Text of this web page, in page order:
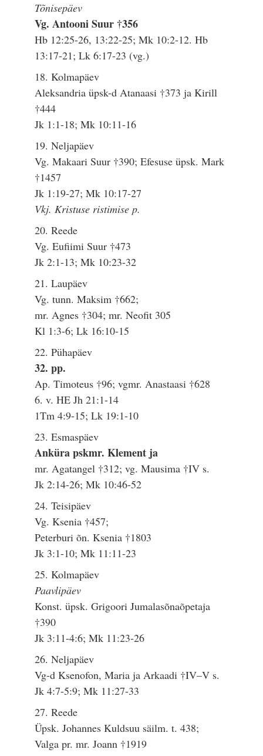
Tõnisepäev
Vg. Antooni Suur †356
Hb 12:25-26, 13:22-25; Mk 10:2-12. Hb
13:17-21; Lk 6:17-23 (vg.)
18. Kolmapäev
Aleksandria üpsk-d Atanaasi †373 ja Kirill
†444
Jk 1:1-18; Mk 10:11-16
19. Neljapäev
Vg. Makaari Suur †390; Efesuse üpsk. Mark
†1457
Jk 1:19-27; Mk 10:17-27
Vkj. Kristuse ristimise p.
20. Reede
Vg. Eufiimi Suur †473
Jk 2:1-13; Mk 10:23-32
21. Laupäev
Vg. tunn. Maksim †662;
mr. Agnes †304; mr. Neofit 305
Kl 1:3-6; Lk 16:10-15
22. Pühapäev
32. pp.
Ap. Timoteus †96; vgmr. Anastaasi †628
6. v. HE Jh 21:1-14
1Tm 4:9-15; Lk 19:1-10
23. Esmaspäev
Anküra pskmr. Klement ja
mr. Agatangel †312; vg. Mausima †IV s.
Jk 2:14-26; Mk 10:46-52
24. Teisipäev
Vg. Ksenia †457;
Peterburi õn. Ksenia †1803
Jk 3:1-10; Mk 11:11-23
25. Kolmapäev
Paavlipäev
Konst. üpsk. Grigoori Jumalasõnaõpetaja
†390
Jk 3:11-4:6; Mk 11:23-26
26. Neljapäev
Vg-d Ksenofon, Maria ja Arkaadi †IV–V s.
Jk 4:7-5:9; Mk 11:27-33
27. Reede
Üpsk. Johannes Kuldsuu säilm. t. 438;
Valga pr. mr. Joann †1919